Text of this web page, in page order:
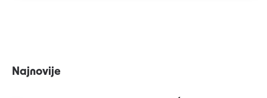
Najnovije